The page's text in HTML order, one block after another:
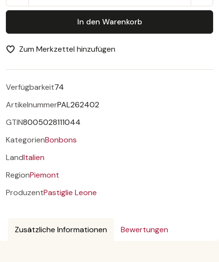
In den Warenkorb
Zum Merkzettel hinzufügen
Verfügbarkeit74
ArtikelnummerPAL262402
GTIN8005028111044
KategorienBonbons
LandItalien
RegionPiemont
ProduzentPastiglie Leone
Zusätzliche Informationen Bewertungen